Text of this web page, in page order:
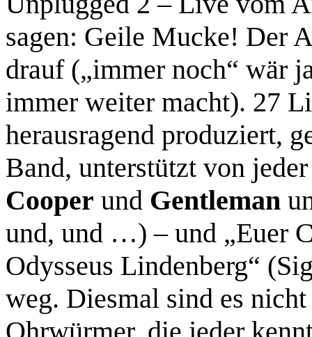
sagen: Geile Mucke! Der
drauf („immer noch“ wär
immer weiter macht). 27
herausragend produziert,
Band, unterstützt von
Cooper und Gentleman
und, und …) – und „Euer
Odysseus Lindenberg“
weg. Diesmal sind es